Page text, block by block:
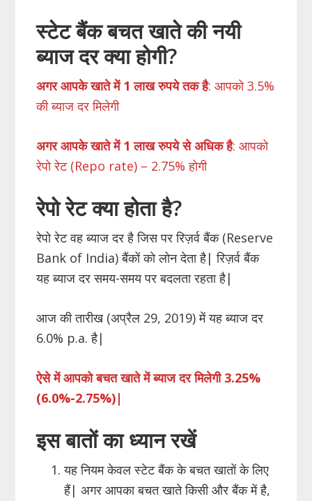
स्टेट बैंक बचत खाते की नयी
ब्याज दर क्या होगी?
अगर आपके खाते में 1 लाख रुपये तक है: आपको 3.5%
की ब्याज दर मिलेगी
अगर आपके खाते में 1 लाख रुपये से अधिक है: आपको
रेपो रेट (Repo rate) – 2.75% होगी
रेपो रेट क्या होता है?
रेपो रेट वह ब्याज दर है जिस पर रिज़र्व बैंक (Reserve
Bank of India) बैंकों को लोन देता है| रिज़र्व बैंक
यह ब्याज दर समय-समय पर बदलता रहता है|
आज की तारीख (अप्रैल 29, 2019) में यह ब्याज दर
6.0% p.a. है|
ऐसे में आपको बचत खाते में ब्याज दर मिलेगी 3.25%
(6.0%-2.75%)|
इस बातों का ध्यान रखें
यह नियम केवल स्टेट बैंक के बचत खातों के लिए
हैं| अगर आपका बचत खाते किसी और बैंक में है,